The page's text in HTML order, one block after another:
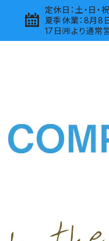
定休日：土・日・祝
夏季休業：8月8
17日㈪より通常